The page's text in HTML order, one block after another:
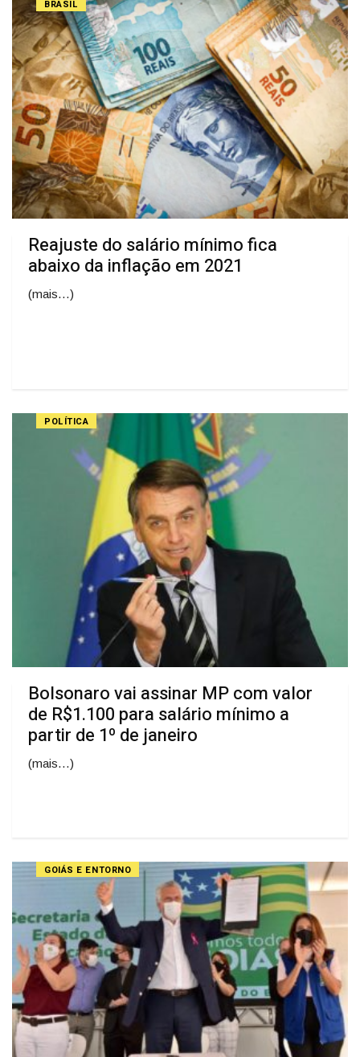
BRASIL
Reajuste do salário mínimo fica
abaixo da inflação em 2021
(mais…)
POLÍTICA
Bolsonaro vai assinar MP com valor
de R$1.100 para salário mínimo a
partir de 1º de janeiro
(mais…)
GOIÁS E ENTORNO